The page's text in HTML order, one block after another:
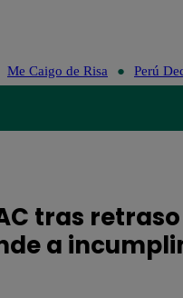
Me Caigo de Risa Perú
tras
a